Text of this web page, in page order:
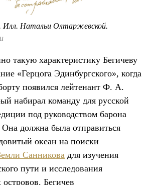
Илл. Натальи Олтаржевской.
такую характеристику Бегичеву
«Герцога Эдинбургского», когда
появился лейтенант Ф. А.
набирал команду для русской
под руководством барона
должна была отправиться
океан на поиски
Санникова для изучения
пути и исследования
Бегичев